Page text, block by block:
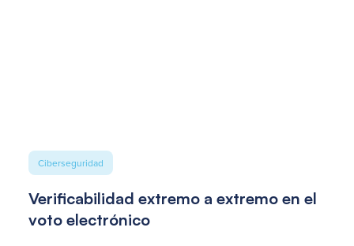
Ciberseguridad
Verificabilidad extremo a extremo en el
voto electrónico